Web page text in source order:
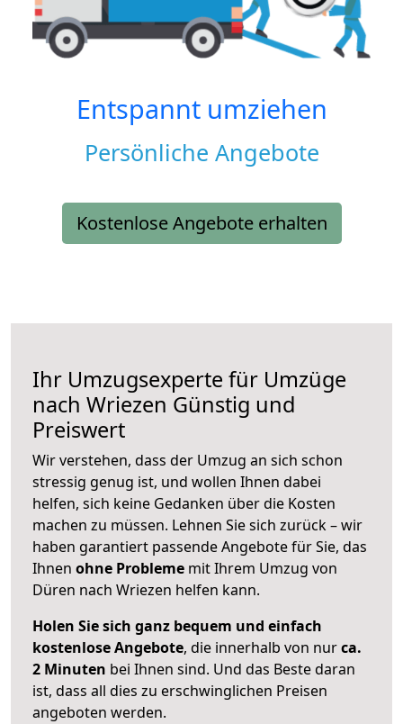
Entspannt umziehen
Persönliche Angebote
Kostenlose Angebote erhalten
Ihr Umzugsexperte für Umzüge
nach Wriezen Günstig und
Preiswert
Wir verstehen, dass der Umzug an sich schon
stressig genug ist, und wollen Ihnen dabei
helfen, sich keine Gedanken über die Kosten
machen zu müssen. Lehnen Sie sich zurück – wir
haben garantiert passende Angebote für Sie, das
Ihnen ohne Probleme mit Ihrem Umzug von
Düren nach Wriezen helfen kann.
Holen Sie sich ganz bequem und einfach
kostenlose Angebote, die innerhalb von nurca.
2 Minuten bei Ihnen sind. Und das Beste daran
ist, dass all dies zu erschwinglichen Preisen
angeboten werden.